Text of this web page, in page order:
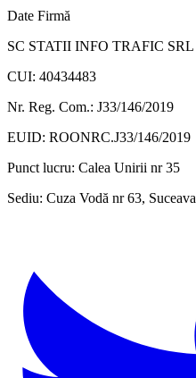
Date Firmă
SC STATII INFO TRAFIC SRL
CUI: 40434483
Nr. Reg. Com.: J33/146/2019
EUID: ROONRC.J33/146/2019
Punct lucru: Calea Unirii nr 35
Sediu: Cuza Vodă nr 63, Suceava